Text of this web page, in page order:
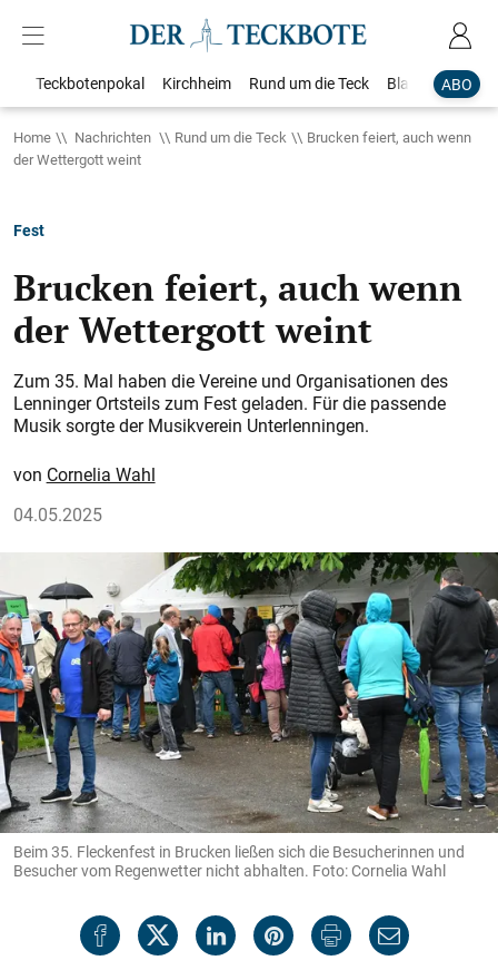
ABO
Teckbotenpokal Kirchheim Rund um die Teck Blaulicht
Home Nachrichten Rund um die Teck
Brucken feiert, auch wenn
der Wettergott weint
Fest
Brucken feiert, auch wenn
der Wettergott weint
Zum 35. Mal haben die Vereine und Organisationen des
Lenninger Ortsteils zum Fest geladen. Für die passende
Musik sorgte der Musikverein Unterlenningen.
Cornelia Wahl
04.05.2025
Beim 35. Fleckenfest in Brucken ließen sich die Besucherinnen und
Besucher vom Regenwetter nicht abhalten. Foto: Cornelia Wahl